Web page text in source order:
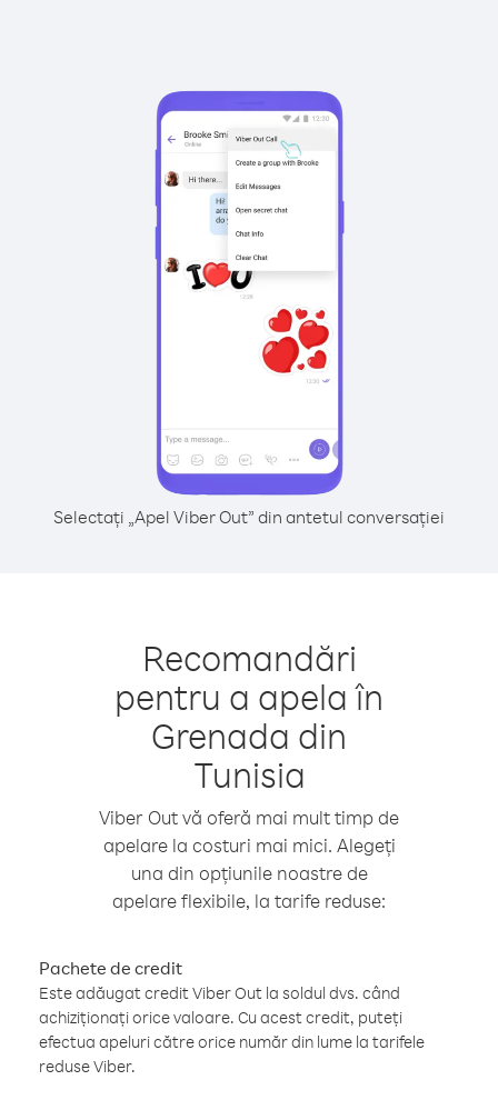
Selectați „Apel Viber Out” din antetul conversației
Recomandări
pentru a apela în
Grenada din
Tunisia
Viber Out vă oferă mai mult timp de
apelare la costuri mai mici. Alegeți
una din opțiunile noastre de
apelare flexibile, la tarife reduse:
Pachete de credit
Este adăugat credit Viber Out la soldul dvs. când
achiziționați orice valoare. Cu acest credit, puteți
efectua apeluri către orice număr din lume la tarifele
reduse Viber.